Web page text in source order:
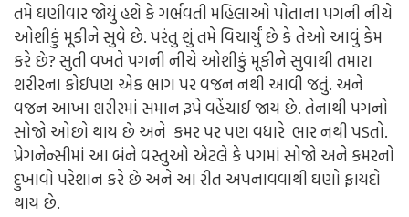
તમે ઘણીવાર જોયું હશે કે ગર્ભવતી મહિલાઓ પોતાના પગની નીચે
ઓશીકું મૂકીને સુવે છે. પરંતુ શું તમે વિચાર્યું છે કે તેઓ આવું કેમ
કરે છે? સુતી વખતે પગની નીચે ઓશીકું મૂકીને સુવાથી તમારા
શરીરના કોઈપણ એક ભાગ પર વજન નથી આવી જતું. અને
વજન આખા શરીરમાં સમાન રૂપે વહેંચાઈ જાય છે. તેનાથી પગનો
સોજો ઓછો થાય છે અને કમર પર પણ વધારે ભાર નથી પડતો.
પ્રેગનેન્સીમાં આ બંને વસ્તુઓ એટલે કે પગમાં સોજો અને કમરનો
દુખાવો પરેશાન કરે છે અને આ રીત અપનાવવાથી ઘણો ફાયદો
થાય છે.